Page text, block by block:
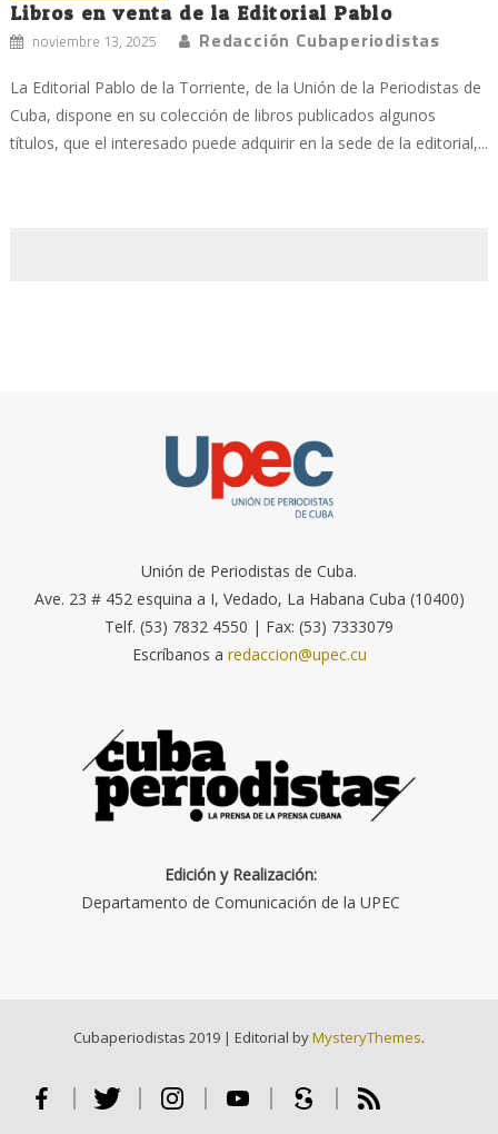
Libros en venta de la Editorial Pablo
noviembre 13, 2025 Redacción Cubaperiodistas
La Editorial Pablo de la Torriente, de la Unión de la Periodistas de
Cuba, dispone en su colección de libros publicados algunos
títulos, que el interesado puede adquirir en la sede de la editorial,...
Unión de Periodistas de Cuba.
Ave. 23 # 452 esquina a I, Vedado, La Habana Cuba (10400)
Telf. (53) 7832 4550 | Fax: (53) 7333079
Escríbanos a redaccion@upec.cu
Edición y Realización:
Departamento de Comunicación de la UPEC
Cubaperiodistas 2019 | Editorial byMysteryThemes.
Facebook Twitter Instagram Youtube Scribd RSS